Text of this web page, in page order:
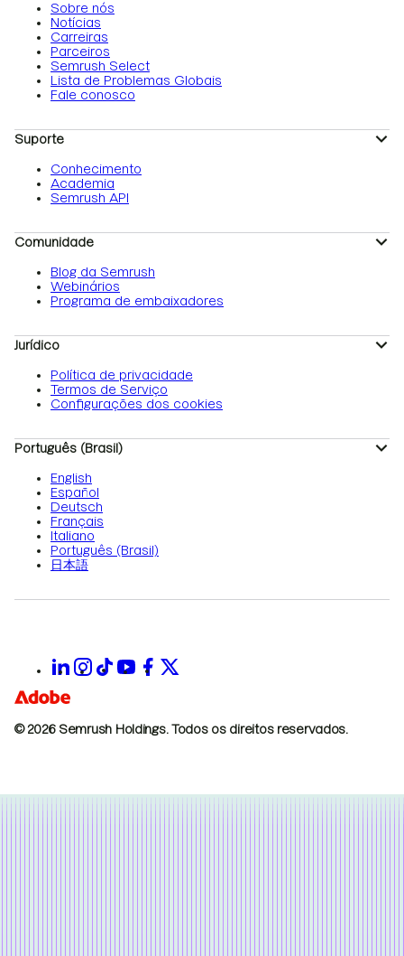
Sobre nós
Notícias
Carreiras
Parceiros
Semrush Select
Lista de Problemas Globais
Fale conosco
Suporte
Conhecimento
Academia
Semrush API
Comunidade
Blog da Semrush
Webinários
Programa de embaixadores
Jurídico
Política de privacidade
Termos de Serviço
Configurações dos cookies
Português (Brasil)
English
Español
Deutsch
Français
Italiano
Português (Brasil)
日本語
© 2026 Semrush Holdings. Todos os direitos reservados.